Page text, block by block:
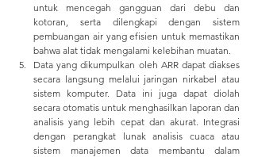
untuk mencegah gangguan dari debu dan
kotoran, serta dilengkapi dengan sistem
pembuangan air yang efisien untuk memastikan
bahwa alat tidak mengalami kelebihan muatan.
Data yang dikumpulkan oleh ARR dapat diakses
secara langsung melalui jaringan nirkabel atau
sistem komputer. Data ini juga dapat diolah
secara otomatis untuk menghasilkan laporan dan
analisis yang lebih cepat dan akurat. Integrasi
dengan perangkat lunak analisis cuaca atau
sistem manajemen data membantu dalam